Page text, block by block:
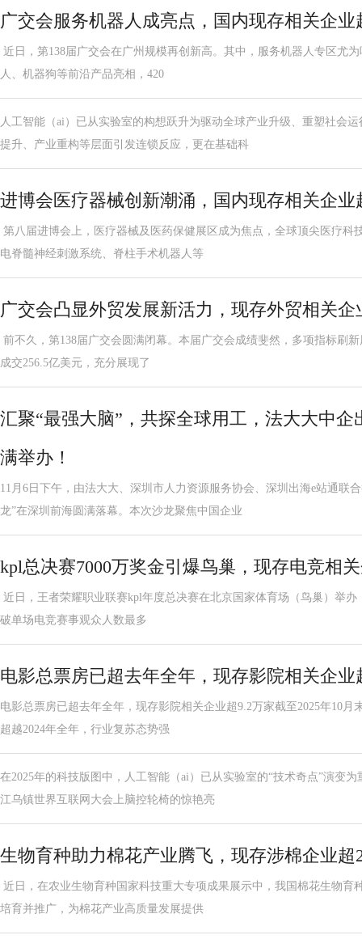
广交会服务机器人成亮点，国内现存相关企业
近日，第138届广交会在广州规模再创新高。其中，服务机器人专区尤
人、机器狗等前沿产品亮相，420
人工智能（ai）已从实验室的构想跃升为驱动全球产业升级、重塑社会
提升、产业重构等层面引发连锁反应，更在基础科
进博会医疗器械创新潮涌，国内现存相关企业
第八届进博会上，医疗器械及医药保健展区成为焦点，全球顶尖医疗科
电脊髓神经刺激系统、脊柱手术机器人等
广交会凸显外贸发展新活力，现存外贸相关企
前不久，第138届广交会圆满闭幕。本届广交会成绩斐然，多项指标刷
成交256.5亿美元，充分展现了
汇聚“最强大脑”，共探全球用工，法大大中
满举办！
11月6日下午，由法大大、深圳市人力资源服务协会、深圳出海e站通联
龙”在深圳前海圆满落幕。本次沙龙聚焦中国企业
kpl总决赛7000万奖金引爆鸟巢，现存电竞相
近日，王者荣耀职业联赛kpl年度总决赛在北京国家体育场（鸟巢）举办
破单场电竞赛事观众人数最多
电影总票房已超去年全年，现存影院相关企业
电影总票房已超去年全年，现存影院相关企业超9.2万家截至2025年10月
超越2024年全年，行业复苏态势强
在2025年的科技版图中，人工智能（ai）已从实验室的“技术奇点”演变
江乌镇世界互联网大会上脑控轮椅的惊艳亮
生物育种助力棉花产业腾飞，现存涉棉企业超
近日，在农业生物育种国家科技重大专项成果展示中，我国棉花生物育
培育并推广，为棉花产业高质量发展提供